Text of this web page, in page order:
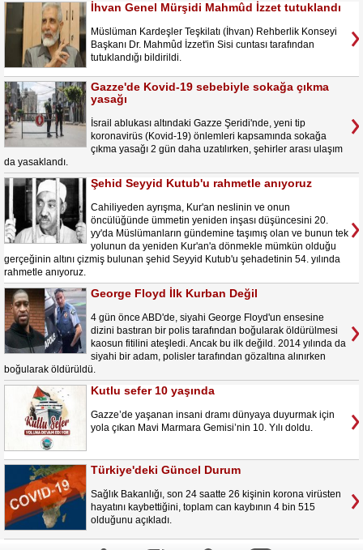
İhvan Genel Mürşidi Mahmûd İzzet tutuklandı
Müslüman Kardeşler Teşkilatı (İhvan) Rehberlik Konseyi
Başkanı Dr. Mahmûd İzzet'in Sisi cuntası tarafından
tutuklandığı bildirildi.
Gazze'de Kovid-19 sebebiyle sokağa çıkma
yasağı
İsrail ablukası altındaki Gazze Şeridi'nde, yeni tip
koronavirüs (Kovid-19) önlemleri kapsamında sokağa
çıkma yasağı 2 gün daha uzatılırken, şehirler arası ulaşım
da yasaklandı.
Şehid Seyyid Kutub'u rahmetle anıyoruz
Cahiliyeden ayrışma, Kur'an neslinin ve onun
öncülüğünde ümmetin yeniden inşası düşüncesini 20.
yy'da Müslümanların gündemine taşımış olan ve bunun tek
yolunun da yeniden Kur'an'a dönmekle mümkün olduğu
gerçeğinin altını çizmiş bulunan şehid Seyyid Kutub'u şehadetinin 54. yılında
rahmetle anıyoruz.
George Floyd İlk Kurban Değil
4 gün önce ABD'de, siyahi George Floyd'un ensesine
dizini bastıran bir polis tarafından boğularak öldürülmesi
kaosun fitilini ateşledi. Ancak bu ilk değild. 2014 yılında da
siyahi bir adam, polisler tarafından gözaltına alınırken
boğularak öldürüldü.
Kutlu sefer 10 yaşında
Gazze’de yaşanan insani dramı dünyaya duyurmak için
yola çıkan Mavi Marmara Gemisi’nin 10. Yılı doldu.
Türkiye'deki Güncel Durum
Sağlık Bakanlığı, son 24 saatte 26 kişinin korona virüsten
hayatını kaybettiğini, toplam can kaybının 4 bin 515
olduğunu açıkladı.